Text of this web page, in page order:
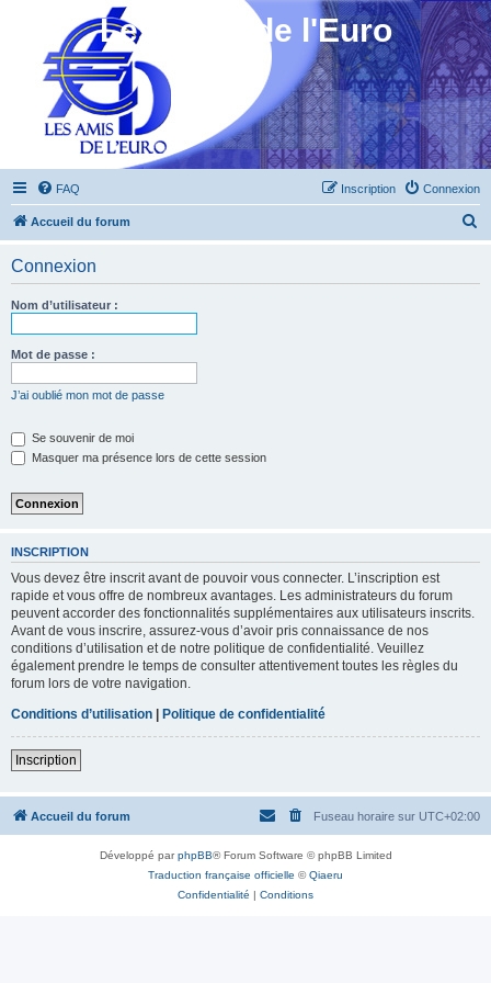
Les Amis de l'Euro
FAQ Connexion
Inscription
Accueil du forum
Connexion
Nom d’utilisateur :
Mot de passe :
J’ai oublié mon mot de passe
Se souvenir de moi
Masquer ma présence lors de cette session
INSCRIPTION
Vous devez être inscrit avant de pouvoir vous connecter. L’inscription est
rapide et vous offre de nombreux avantages. Les administrateurs du forum
peuvent accorder des fonctionnalités supplémentaires aux utilisateurs inscrits.
Avant de vous inscrire, assurez-vous d’avoir pris connaissance de nos
conditions d’utilisation et de notre politique de confidentialité. Veuillez
également prendre le temps de consulter attentivement toutes les règles du
forum lors de votre navigation.
Conditions d’utilisation | Politique de confidentialité
Inscription
Accueil du forum Fuseau horaire sur UTC+02:00
Développé parphpBB® Forum Software © phpBB Limited
Traduction française officielle ©Qiaeru
Confidentialité | Conditions